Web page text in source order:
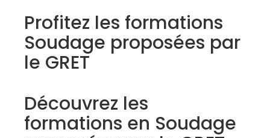
Profitez les formations
Soudage proposées par
le GRET
Découvrez les
formations en Soudage